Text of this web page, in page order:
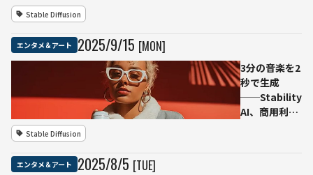
断
千葉
県
警、
Stable Diffusion
エンタメ＆アート 2025/9/15 [MON]
3分の音楽を2
秒で生成
──Stability
AI、商用利用
Stable Diffusion
エンタメ＆アート 2025/8/5 [TUE]